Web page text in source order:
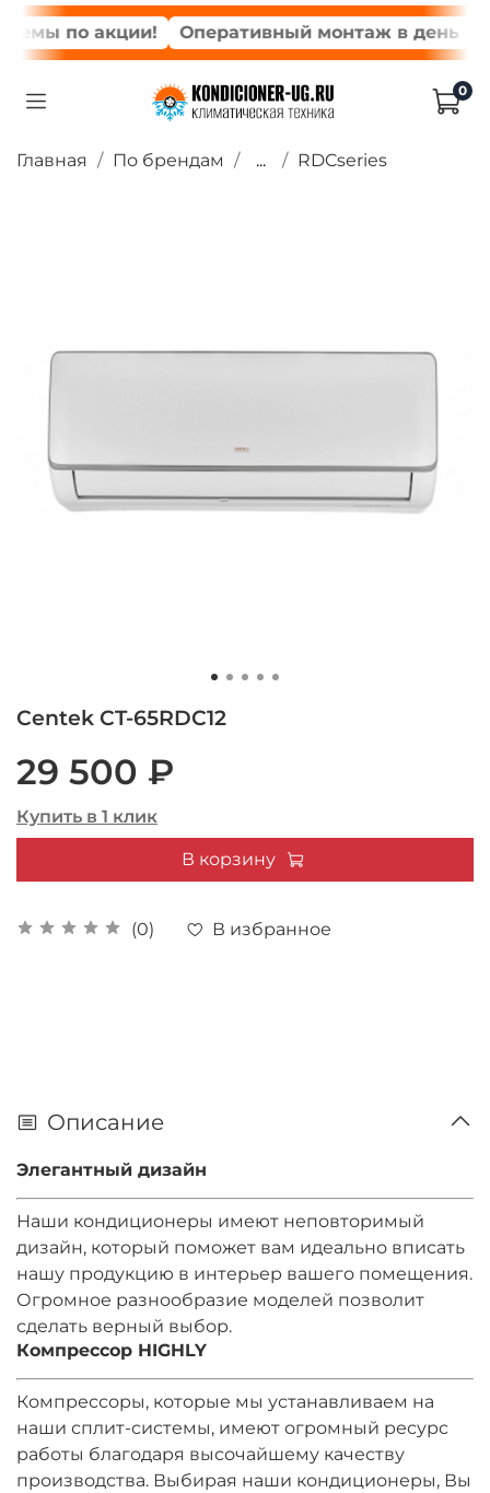
по акции! Оперативный монтаж в день
0
Главная По брендам ... RDCseries
Centek CT-65RDC12
(0) В избранное
29 500 ₽
Купить в 1 клик
В корзину
Описание
Элегантный дизайн
Наши кондиционеры имеют неповторимый
дизайн, который поможет вам идеально вписать
нашу продукцию в интерьер вашего помещения.
Огромное разнообразие моделей позволит
сделать верный выбор.
Компрессор HIGHLY
Компрессоры, которые мы устанавливаем на
наши сплит-системы, имеют огромный ресурс
работы благодаря высочайшему качеству
производства. Выбирая наши кондиционеры, Вы